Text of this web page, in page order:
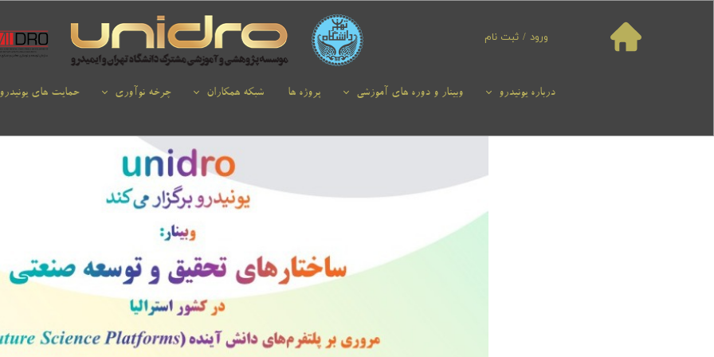
درباره یونیدرو وبینار و دوره های آموزشی پروژه ها شبکه همکاران چرخه نوآوری حمایت های یونیدرو
ورود / ثبت نام
تغییر گذر واژه